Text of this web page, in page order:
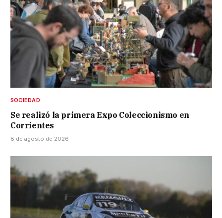
SOCIEDAD
Se realizó la primera Expo Coleccionismo en
Corrientes
8 de agosto de 2026